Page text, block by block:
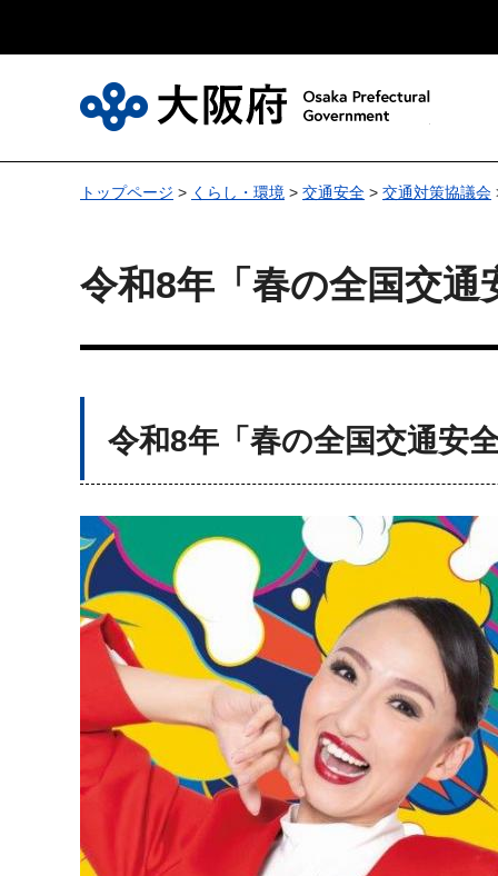
トップページ > くらし・環境 > 交通安全 > 交通対策協議会
令和8年「春の全国交
令和8年「春の全国交通安